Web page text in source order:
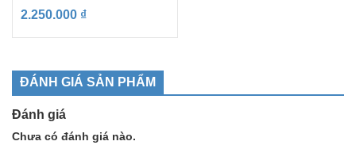
2.250.000 ₫
ĐÁNH GIÁ SẢN PHẨM
Đánh giá
Chưa có đánh giá nào.